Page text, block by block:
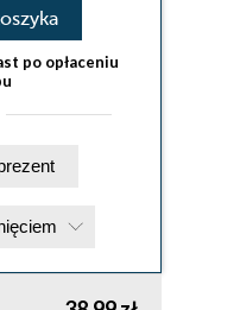
po opłaceniu
na prezent